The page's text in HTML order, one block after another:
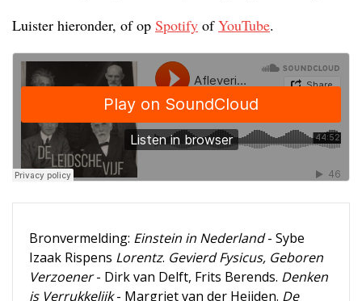
Luister hieronder, of op Spotify ofYouTube.
Bronvermelding: Einstein in Nederland- Sybe
Izaak Rispens Lorentz. Gevierd Fysicus, Geboren
Verzoener- Dirk van Delft, Frits Berends. Denken
is Verrukkelijk- Margriet van der Heijden. De